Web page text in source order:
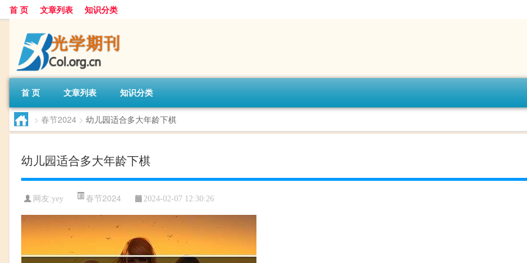
首 页 文章列表 知识分类
首 页 文章列表 知识分类
> 春节2024 > 幼儿园适合多大年龄下棋
幼儿园适合多大年龄下棋
网友:yey 春节2024 2024-02-07 12:30:26